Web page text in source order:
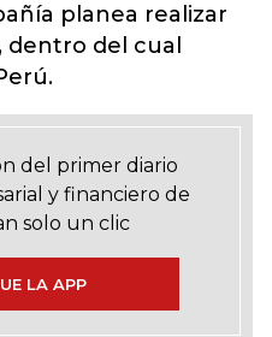
planea realizar
del cual
del primer diario
y financiero de
solo un clic
LA APP